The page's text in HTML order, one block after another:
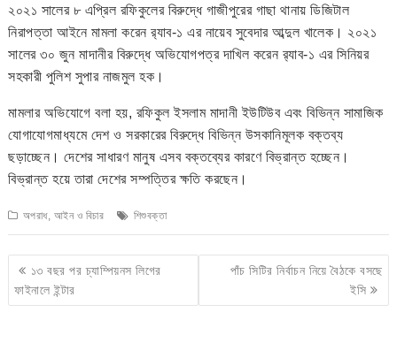
২০২১ সালের ৮ এপ্রিল রফিকুলের বিরুদ্ধে গাজীপুরের গাছা থানায় ডিজিটাল
নিরাপত্তা আইনে মামলা করেন র‌্যাব-১ এর নায়েব সুবেদার আব্দুল খালেক। ২০২১
সালের ৩০ জুন মাদানীর বিরুদ্ধে অভিযোগপত্র দাখিল করেন র‌্যাব-১ এর সিনিয়র
সহকারী পুলিশ সুপার নাজমুল হক।
মামলার অভিযোগে বলা হয়, রফিকুল ইসলাম মাদানী ইউটিউব এবং বিভিন্ন সামাজিক
যোগাযোগমাধ্যমে দেশ ও সরকারের বিরুদ্ধে বিভিন্ন উসকানিমূলক বক্তব্য
ছড়াচ্ছেন। দেশের সাধারণ মানুষ এসব বক্তব্যের কারণে বিভ্রান্ত হচ্ছেন।
বিভ্রান্ত হয়ে তারা দেশের সম্পত্তির ক্ষতি করছেন।
অপরাধ, আইন ও বিচার শিশুবক্তা
Post
navigation
১৩ বছর পর চ্যাম্পিয়নস লিগের
ফাইনালে ইন্টার
পাঁচ সিটির নির্বাচন নিয়ে বৈঠকে বসছে
ইসি